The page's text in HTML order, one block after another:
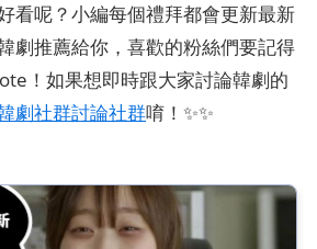
看呢？小編每個禮拜都會更新最新
劇推薦給你，喜歡的粉絲們要記得
！如果想即時跟大家討論韓劇的
劇社群討論社群唷！✨✨